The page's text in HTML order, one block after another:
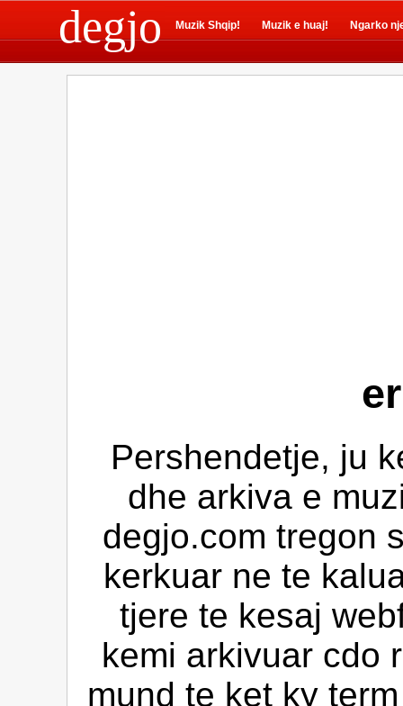
degjo Muzik Shqip! Muzik e huaj! Ngarko
Pershendetje, ju
dhe arkiva e
degjo.com tregon
kerkuar ne te
tjere te kesaj
kemi arkivuar cdo
mund te ket ky